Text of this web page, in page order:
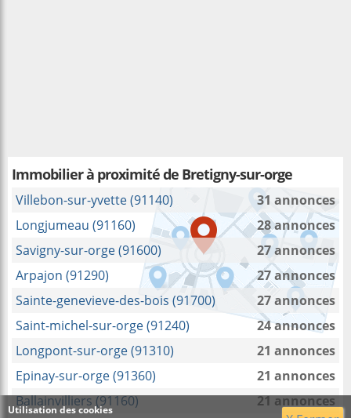
Immobilier à proximitéde Bretigny-sur-orge
Villebon-sur-yvette (91140)
31 annonces
Longjumeau (91160)
28 annonces
Savigny-sur-orge (91600)
27 annonces
Arpajon (91290)
27 annonces
Sainte-genevieve-des-bois (91700)
27 annonces
Saint-michel-sur-orge (91240)
24 annonces
Longpont-sur-orge (91310)
21 annonces
Epinay-sur-orge (91360)
21 annonces
Ballainvilliers (91160)
21 annonces
Utilisation des cookies